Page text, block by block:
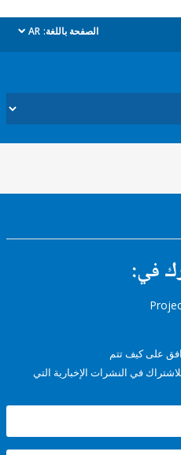
الصفحة باللغة: AR
dropdown
تتم
النشرات الإخبارية التي